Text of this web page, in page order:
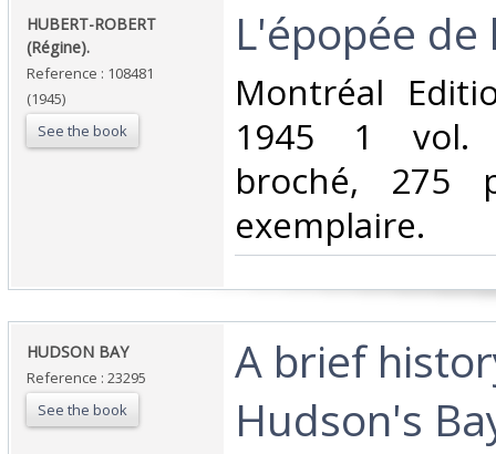
‎HUBERT-ROBERT
(Régine).‎
Reference : 108481
(1945)
See the book
‎L'épopée
‎Montréal
1945 1 vol.
broché, 275
exemplaire.‎
‎HUDSON BAY‎
Reference : 23295
See the book
‎A brief
Hudson's